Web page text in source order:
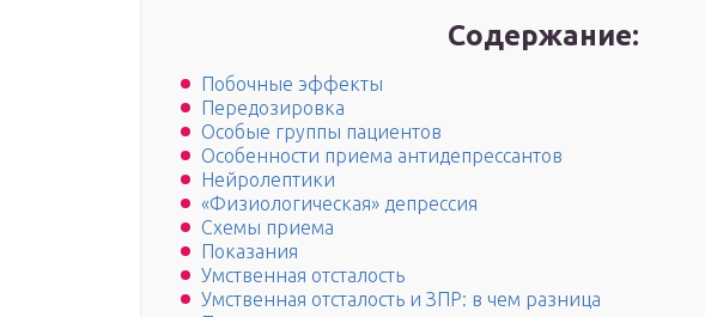
Содержание:
Побочные эффекты
Передозировка
Особые группы пациентов
Особенности приема антидепрессантов
Нейролептики
«Физиологическая» депрессия
Схемы приема
Показания
Умственная отсталость
Умственная отсталость и ЗПР: в чем разница